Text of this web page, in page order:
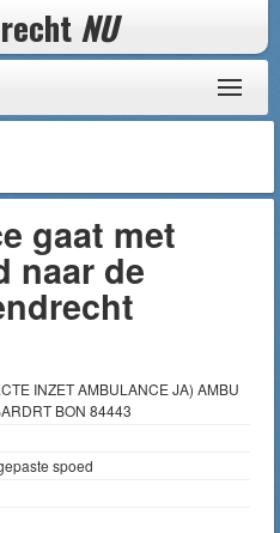
NU
gaat met
naar de
INZET AMBULANCE JA) AMBU
BON 84443
spoed